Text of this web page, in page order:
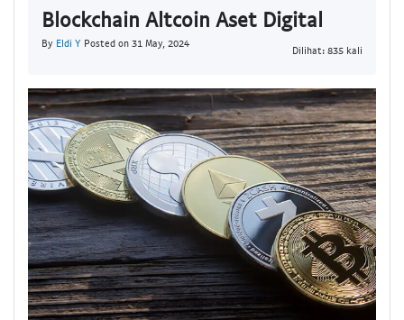
Blockchain Altcoin Aset Digital
By Eldi Y Posted on 31 May, 2024
Dilihat: 835 kali